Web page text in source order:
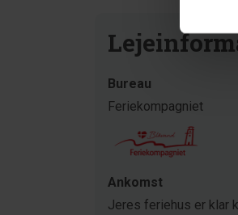
Bureau
Feriekompagniet
Ankomst
Jeres feriehus er klar